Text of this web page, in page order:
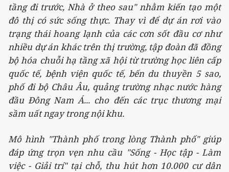
tầng đi trước, Nhà ở theo sau" nhằm kiến tạo một
đô thị có sức sống thực. Thay vì để dự án rơi vào
trạng thái hoang lạnh của các cơn sốt đầu cơ như
nhiều dự án khác trên thị trường, tập đoàn đã đồng
bộ hóa chuỗi hạ tầng xã hội từ trường học liên cấp
quốc tế, bệnh viện quốc tế, bến du thuyền 5 sao,
phố đi bộ Châu Âu, quảng trường nhạc nước hàng
đầu Đông Nam Á... cho đến các trục thương mại
sầm uất ngay trong nội khu.
Mô hình "Thành phố trong lòng Thành phố" giúp
đáp ứng trọn vẹn nhu cầu "Sống - Học tập - Làm
việc - Giải trí" tại chỗ, thu hút hơn 10.000 cư dân